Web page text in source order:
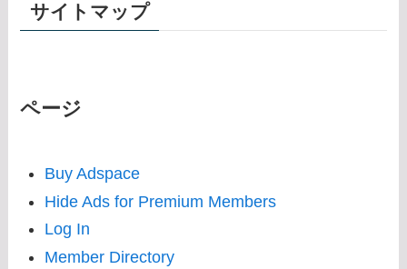
サイトマップ
ページ
Buy Adspace
Hide Ads for Premium Members
Log In
Member Directory